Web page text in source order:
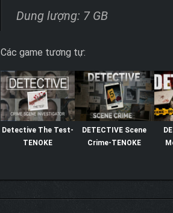
Dung lượng: 7 GB
Các game tương tự:
Detective The Test-
TENOKE
DETECTIVE Scene
Crime-TENOKE